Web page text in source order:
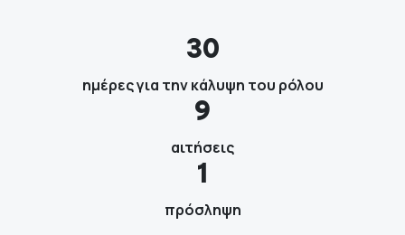
30
ημέρες για την κάλυψη του ρόλου
9
αιτήσεις
1
πρόσληψη